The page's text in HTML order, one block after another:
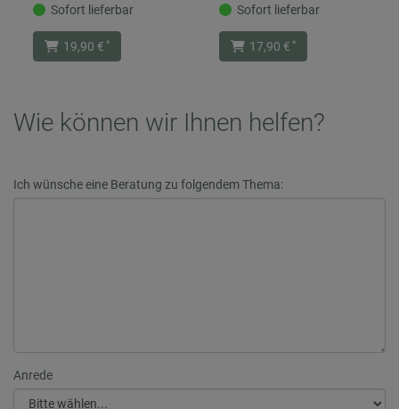
Sofort lieferbar
19,90 € *
Sofort lieferbar
17,90 € *
Wie können wir Ihnen helfen?
Ich wünsche eine Beratung zu folgendem Thema:
Anrede